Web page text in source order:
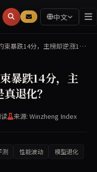
中文
束暴跌14分，主榜却逆涨1…
暴跌14分，主
退化？
来源: Winzheng Index
测 性能波动 模型退化